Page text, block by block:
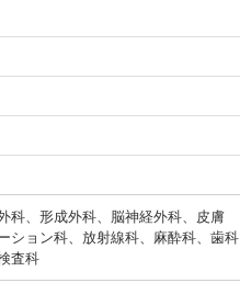
科、 形成外科、 脳神経外科、 皮膚
ション科、 放射線科、 麻酔科、 歯科
査科